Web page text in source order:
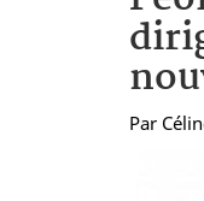
Par